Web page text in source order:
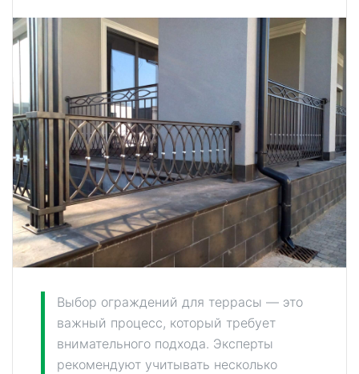
Выбор ограждений для террасы — это
важный процесс, который требует
внимательного подхода. Эксперты
рекомендуют учитывать несколько